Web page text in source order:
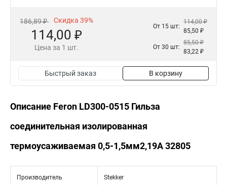
186,89 ₽ Скидка 39%
114,00 ₽
Цена за 1 шт.
От 15 шт:
114,00 ₽
85,50 ₽
От 30 шт:
85,50 ₽
83,22 ₽
Быстрый заказ В корзину
Описание Feron LD300-0515 Гильза
соединительная изолированная
термоусаживаемая 0,5-1,5мм2,19A 32805
Производитель Stekker